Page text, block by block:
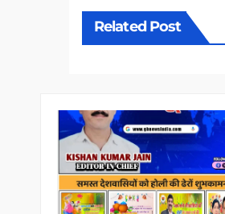
Related Post